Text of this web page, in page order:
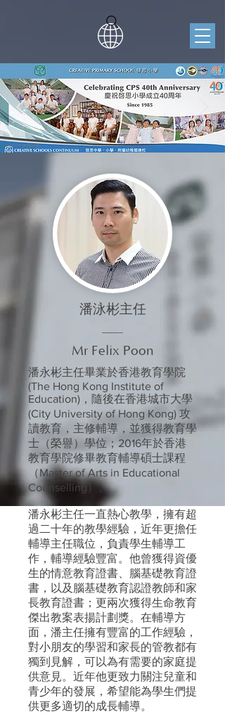
​潘泳彬主任
Mr Felix Poon
潘永彬主任畢業於香港教育學院
(The Hong Kong Institute of
Education)，隨後在香港城市大學
(City University of Hong Kong) 攻
讀教育，主修輔導，並獲得教育學
士（榮譽）學位；2016年於香港
教育學院修畢教育輔導碩士課程
（Master of Arts in Educational
Counselling）。
潘永彬主任一直熱心教學，擁有超
過二十年的教學經驗，近年更擔任
輔導主任職位，負責學生輔導工
作，輔導經驗豐富。他曾獲得資優
生的情意教育證書、腦基礎教育證
書，以及腦基礎教育認證教師和家
長教育證書；更兩次獲得生命教育
傑出教案表揚計劃獎。在輔導方
面，潘主任擁有豐富的工作經驗，
對小朋友的學習和家長的管教都有
獨到見解，可以為有需要的家庭提
供意見。近年他更致力關注兒童和
青少年的發展，希望能為學生們提
供更多適切的成長輔導。